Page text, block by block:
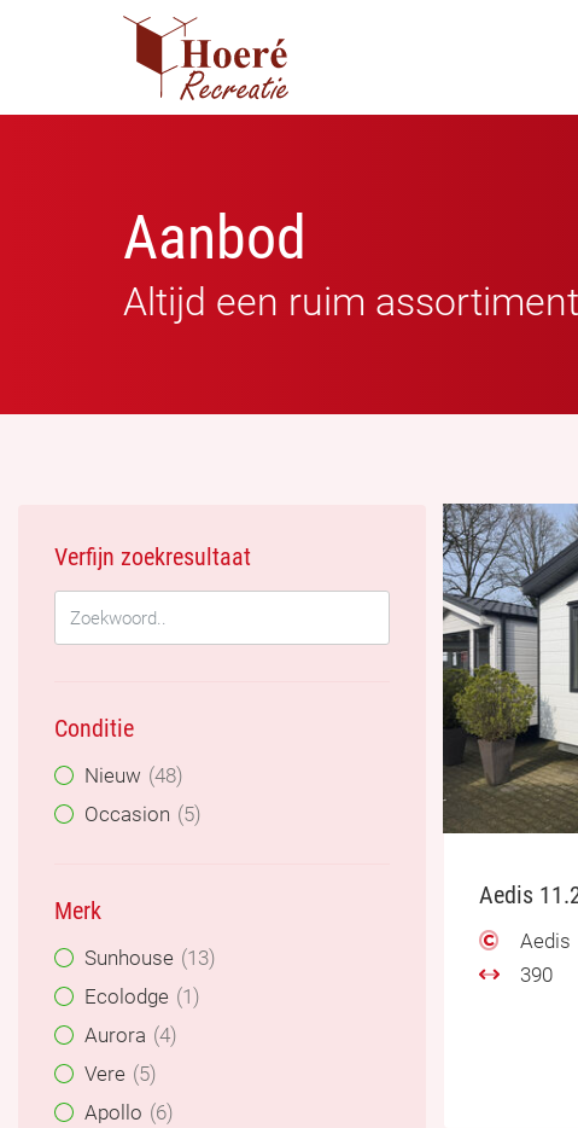
Aanbod
Altijd een ruim
Verfijn zoekresultaat
Conditie
Nieuw 48
Occasion
5
Merk
Sunhouse 13
Ecolodge 1
Aurora 4
Vere 5
Apollo
6
Aedis
Aedis
390